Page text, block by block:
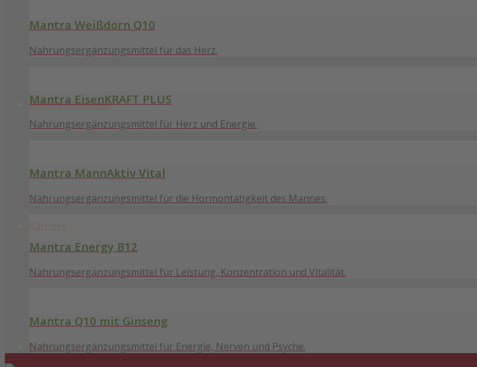
Mantra-Akademie
Karriere
Suche
Mantra Weißdorn Q10
Nahrungsergänzungsmittel für das Herz.
Mantra EisenKRAFT PLUS
Nahrungsergänzungsmittel für Herz und Energie.
Mantra MannAktiv Vital
Nahrungsergänzungsmittel für die Hormontätigkeit des Mannes.
Mantra Energy B12
Nahrungsergänzungsmittel für Leistung, Konzentration und Vitalität.
Mantra Q10 mit Ginseng
Nahrungsergänzungsmittel für Energie, Nerven und Psyche.